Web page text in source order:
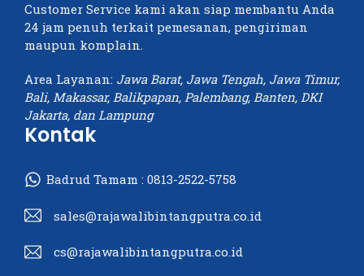
Customer Service kami akan siap membantu Anda
24 jam penuh terkait pemesanan, pengiriman
maupun komplain.
Area Layanan: Jawa Barat, Jawa Tengah, Jawa Timur,
Bali, Makassar, Balikpapan, Palembang, Banten, DKI
Jakarta, dan Lampung
Kontak
Badrud Tamam : 0813-2522-5758
sales@rajawalibintangputra.co.id
cs@rajawalibintangputra.co.id